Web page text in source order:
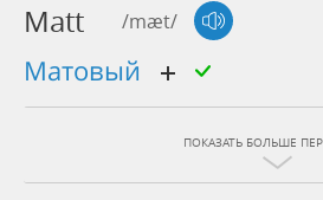
Matt /mæt/
матовый
ПОКАЗАТЬ БОЛЬШЕ